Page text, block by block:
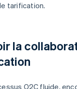
tarification.
la
Q2C fluide,